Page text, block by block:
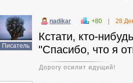
Писатель
nadikar +80 28
Кстати, кто-
"Спасибо, что я
Дорогу осилит идущий!